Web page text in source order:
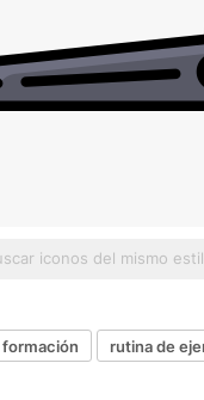
formación rutina de